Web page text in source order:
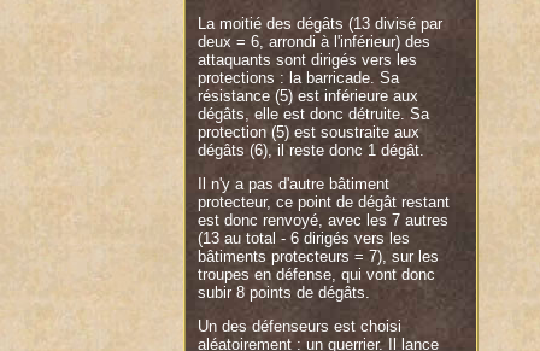
La moitié des dégâts (13 divisé par
deux = 6, arrondi à l'inférieur) des
attaquants sont dirigés vers les
protections : la barricade. Sa
résistance (5) est inférieure aux
dégâts, elle est donc détruite. Sa
protection (5) est soustraite aux
dégâts (6), il reste donc 1 dégât.
Il n'y a pas d'autre bâtiment
protecteur, ce point de dégât restant
est donc renvoyé, avec les 7 autres
(13 au total - 6 dirigés vers les
bâtiments protecteurs = 7), sur les
troupes en défense, qui vont donc
subir 8 points de dégâts.
Un des défenseurs est choisi
aléatoirement : un guerrier. Il lance